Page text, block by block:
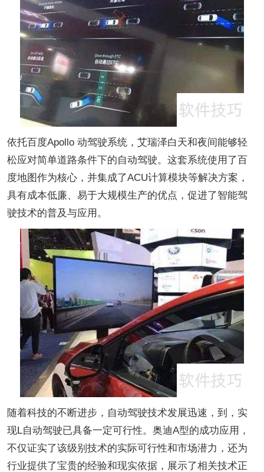
依托百度Apollo 动驾驶系统，艾瑞泽白天和夜间能够轻
松应对简单道路条件下的自动驾驶。这套系统使用了百
度地图作为核心，并集成了ACU计算模块等解决方案，
具有成本低廉、易于大规模生产的优点，促进了智能驾
驶技术的普及与应用。
随着科技的不断进步，自动驾驶技术发展迅速，到，实
现L自动驾驶已具备一定可行性。奥迪A型的成功应用，
不仅证实了该级别技术的实际可行性和市场潜力，还为
行业提供了宝贵的经验和现实依据，展示了相关技术正